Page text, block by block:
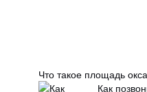
Что такое площадь
Как